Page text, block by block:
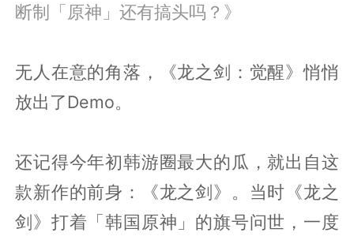
断制「原神」还有搞头吗？》
无人在意的角落，《龙之剑：觉醒》悄悄
放出了Demo。
还记得今年初韩游圈最大的瓜，就出自这
款新作的前身：《龙之剑》。当时《龙之
剑》打着「韩国原神」的旗号问世，一度